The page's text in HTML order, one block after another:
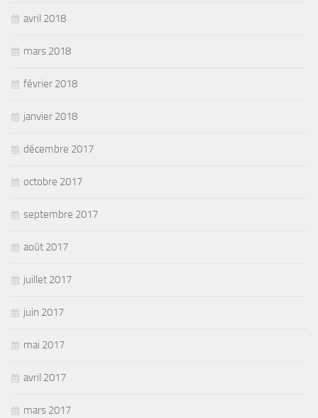
avril 2018
mars 2018
février 2018
janvier 2018
décembre 2017
octobre 2017
septembre 2017
août 2017
juillet 2017
juin 2017
mai 2017
avril 2017
mars 2017